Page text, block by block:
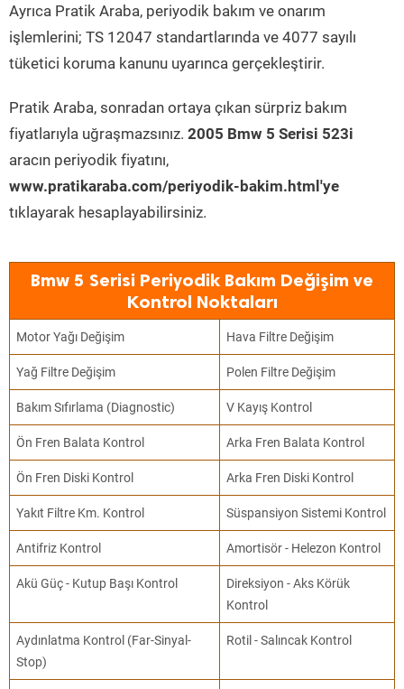
Ayrıca Pratik Araba, periyodik bakım ve onarım
işlemlerini; TS 12047 standartlarında ve 4077 sayılı
tüketici koruma kanunu uyarınca gerçekleştirir.
Pratik Araba, sonradan ortaya çıkan sürpriz bakım
fiyatlarıyla uğraşmazsınız. 2005 Bmw 5 Serisi 523i
aracın periyodik fiyatını,
www.pratikaraba.com/periyodik-bakim.html'ye
tıklayarak hesaplayabilirsiniz.
Bmw 5 Serisi Periyodik Bakım Değişim ve
Kontrol Noktaları
Motor Yağı Değişim Hava Filtre Değişim
Yağ Filtre Değişim Polen Filtre Değişim
Bakım Sıfırlama (Diagnostic) V Kayış Kontrol
Ön Fren Balata Kontrol Arka Fren Balata Kontrol
Ön Fren Diski Kontrol Arka Fren Diski Kontrol
Yakıt Filtre Km. Kontrol Süspansiyon Sistemi Kontrol
Antifriz Kontrol Amortisör - Helezon Kontrol
Akü Güç - Kutup Başı Kontrol
Direksiyon - Aks Körük
Kontrol
Aydınlatma Kontrol (Far-Sinyal-
Stop)
Rotil - Salıncak Kontrol